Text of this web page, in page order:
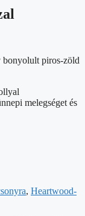
bonyolult piros-zöld
melegséget és
, Heartwood-